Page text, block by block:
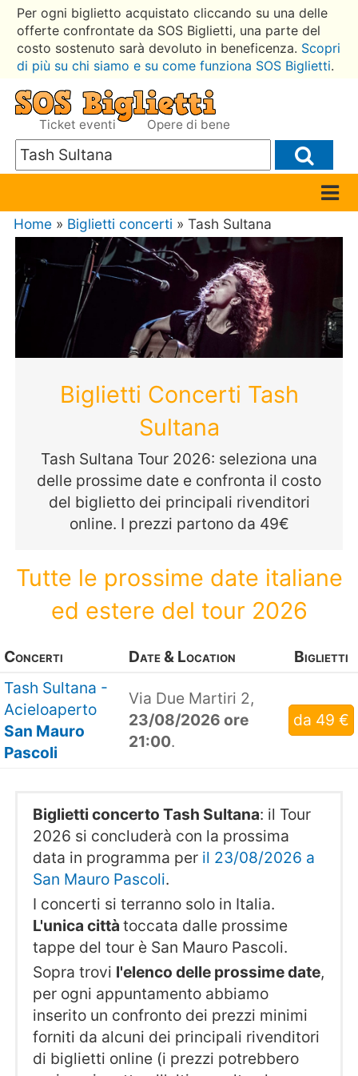
Per ogni biglietto acquistato cliccando su una delle
offerte confrontate da SOS Biglietti, una parte del
costo sostenuto sarà devoluto in beneficenza. Scopri
di più su chi siamo e su come funziona SOS Biglietti.
Ticket eventi Opere di bene
Home » Biglietti concerti » Tash Sultana
Biglietti Concerti Tash
Sultana
Tash Sultana Tour 2026: seleziona una
delle prossime date e confronta il costo
del biglietto dei principali rivenditori
online. I prezzi partono da 49€
Tutte le prossime date italiane
ed estere del tour 2026
Concerti Date & Location
Biglietti
Tash Sultana -
Acieloaperto
San Mauro
Pascoli
Via Due Martiri 2,
23/08/2026 ore
21:00.
da 49 €
Biglietti concerto Tash Sultana: il Tour
2026 si concluderà con la prossima
data in programma per il 23/08/2026 a
San Mauro Pascoli.
I concerti si terranno solo in Italia.
L'unica cittàtoccata dalle prossime
tappe del tour è San Mauro Pascoli.
Sopra trovi l'elenco delle prossime date,
per ogni appuntamento abbiamo
inserito un confronto dei prezzi minimi
forniti da alcuni dei principali rivenditori
di biglietti online (i prezzi potrebbero